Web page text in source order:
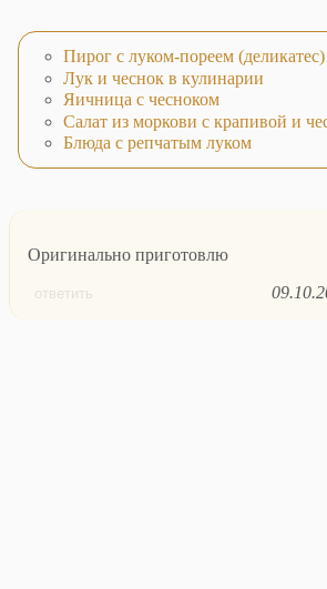
Пирог с луком-пореем (деликатес)
Лук и чеснок в кулинарии
Яичница с чесноком
Салат из моркови с крапивой и
Блюда с репчатым луком
Оригинально приготовлю
ответить